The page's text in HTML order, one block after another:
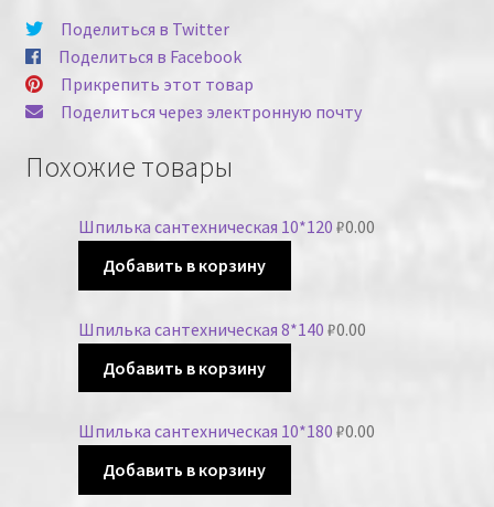
Поделиться в Twitter
Поделиться в Facebook
Прикрепить этот товар
Поделиться через электронную почту
Похожие товары
Шпилька сантехническая 10*120 ₽0.00
Добавить в корзину
Шпилька сантехническая 8*140 ₽0.00
Добавить в корзину
Шпилька сантехническая 10*180 ₽0.00
Добавить в корзину